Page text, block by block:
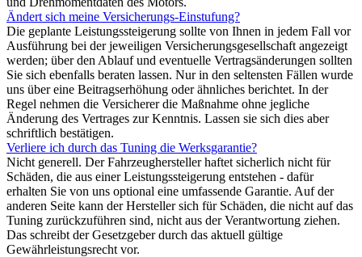
Ändert sich meine Versicherungs-Einstufung?
Die geplante Leistungssteigerung sollte von Ihnen in jedem Fall vor
Ausführung bei der jeweiligen Versicherungsgesellschaft angezeigt
werden; über den Ablauf und eventuelle Vertragsänderungen sollten
Sie sich ebenfalls beraten lassen. Nur in den seltensten Fällen wurde
uns über eine Beitragserhöhung oder ähnliches berichtet. In der
Regel nehmen die Versicherer die Maßnahme ohne jegliche
Änderung des Vertrages zur Kenntnis. Lassen sie sich dies aber
schriftlich bestätigen.
Verliere ich durch das Tuning die Werksgarantie?
Nicht generell. Der Fahrzeughersteller haftet sicherlich nicht für
Schäden, die aus einer Leistungssteigerung entstehen - dafür
erhalten Sie von uns optional eine umfassende Garantie. Auf der
anderen Seite kann der Hersteller sich für Schäden, die nicht auf das
Tuning zurückzuführen sind, nicht aus der Verantwortung ziehen.
Das schreibt der Gesetzgeber durch das aktuell gültige
Gewährleistungsrecht vor.